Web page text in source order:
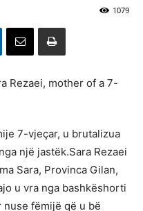
1079
7-vjeçar, u brutalizua
një jastëk.Sara Rezaei
Sara, Provinca Gilan,
u vra nga bashkëshorti
nuse fëmijë që u bë